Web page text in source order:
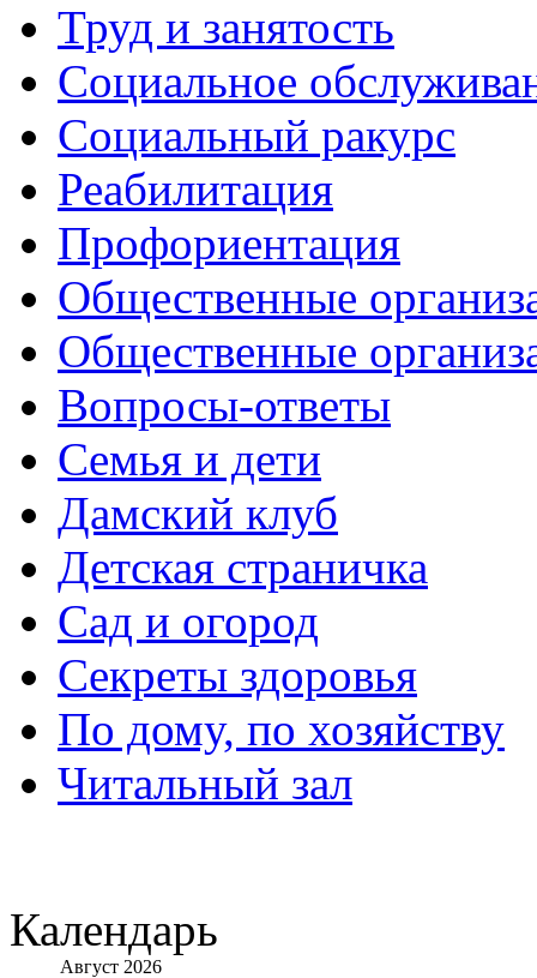
Труд и занятость
Социальное
Социальный ракурс
Реабилитация
Профориентация
Общественные
Общественные
Вопросы-ответы
Семья и дети
Дамский клуб
Детская страничка
Сад и огород
Секреты здоровья
По дому, по хозяйству
Читальный зал
Календарь
Август 2026